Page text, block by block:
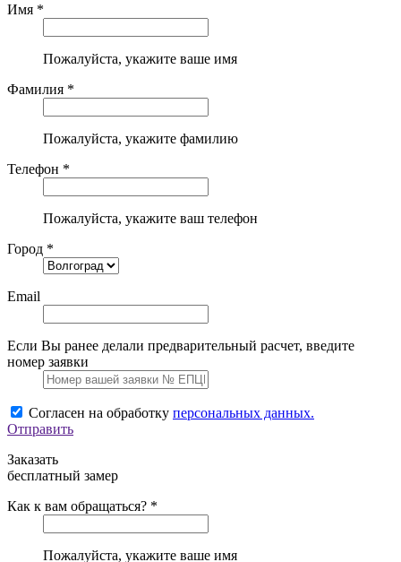
Имя *
Пожалуйста, укажите ваше имя
Фамилия *
Пожалуйста, укажите фамилию
Телефон *
Пожалуйста, укажите ваш телефон
Город *
Email
Если Вы ранее делали предварительный расчет, введите
номер заявки
Согласен на обработку персональных данных.
Отправить
Заказать
бесплатный замер
Как к вам обращаться? *
Пожалуйста, укажите ваше имя